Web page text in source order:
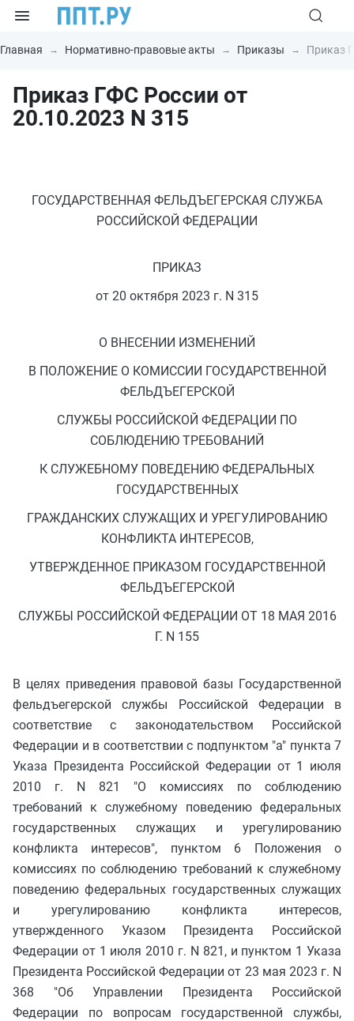
Главная Нормативно-правовые акты Приказы Приказ
Приказ ГФС России от
20.10.2023 N 315
ГОСУДАРСТВЕННАЯ ФЕЛЬДЪЕГЕРСКАЯ СЛУЖБА
РОССИЙСКОЙ ФЕДЕРАЦИИ
ПРИКАЗ
от 20 октября 2023 г. N 315
О ВНЕСЕНИИ ИЗМЕНЕНИЙ
В ПОЛОЖЕНИЕ О КОМИССИИ ГОСУДАРСТВЕННОЙ
ФЕЛЬДЪЕГЕРСКОЙ
СЛУЖБЫ РОССИЙСКОЙ ФЕДЕРАЦИИ ПО
СОБЛЮДЕНИЮ ТРЕБОВАНИЙ
К СЛУЖЕБНОМУ ПОВЕДЕНИЮ ФЕДЕРАЛЬНЫХ
ГОСУДАРСТВЕННЫХ
ГРАЖДАНСКИХ СЛУЖАЩИХ И УРЕГУЛИРОВАНИЮ
КОНФЛИКТА ИНТЕРЕСОВ,
УТВЕРЖДЕННОЕ ПРИКАЗОМ ГОСУДАРСТВЕННОЙ
ФЕЛЬДЪЕГЕРСКОЙ
СЛУЖБЫ РОССИЙСКОЙ ФЕДЕРАЦИИ ОТ 18 МАЯ 2016
Г. N 155
В целях приведения правовой базы Государственной
фельдъегерской службы Российской Федерации в
соответствие с законодательством Российской
Федерации и в соответствии с подпунктом "а" пункта 7
Указа Президента Российской Федерации от 1 июля
2010 г. N 821 "О комиссиях по соблюдению
требований к служебному поведению федеральных
государственных служащих и урегулированию
конфликта интересов", пунктом 6 Положения о
комиссиях по соблюдению требований к служебному
поведению федеральных государственных служащих
и урегулированию конфликта интересов,
утвержденного Указом Президента Российской
Федерации от 1 июля 2010 г. N 821, и пунктом 1 Указа
Президента Российской Федерации от 23 мая 2023 г. N
368 "Об Управлении Президента Российской
Федерации по вопросам государственной службы,